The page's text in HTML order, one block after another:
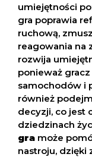
umiejętności
gra poprawia
ruchową,
reagowania na
rozwija
ponieważ
samochodów i
również
decyzji, co jest
dziedzinach
gra może
nastroju, dzięki